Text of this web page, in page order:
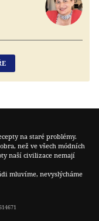
na staré problémy.
než ve všech módních
naší civilizace nemají
mluvíme, nevyslýcháme